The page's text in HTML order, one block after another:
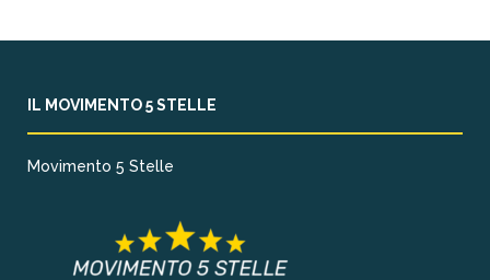
IL MOVIMENTO 5 STELLE
Movimento 5 Stelle